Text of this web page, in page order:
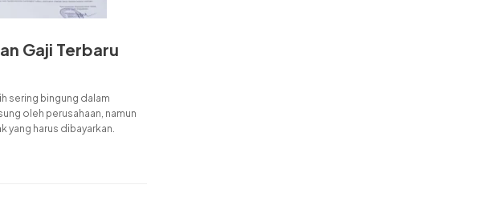
Gaji Terbaru
sering bingung dalam
oleh perusahaan, namun
yang harus dibayarkan.